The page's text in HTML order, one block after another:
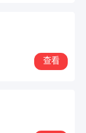
查看